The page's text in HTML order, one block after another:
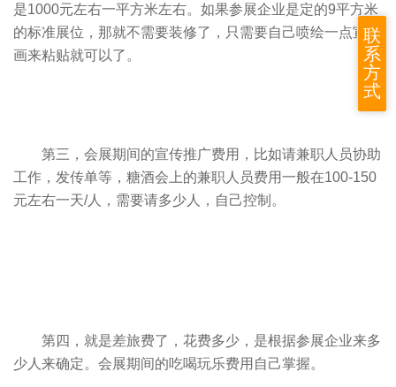
是1000元左右一平方米左右。如果参展企业是定的9平方米
的标准展位，那就不需要装修了，只需要自己喷绘一点宣传
画来粘贴就可以了。
第三，会展期间的宣传推广费用，比如请兼职人员协助
工作，发传单等，糖酒会上的兼职人员费用一般在100-150
元左右一天/人，需要请多少人，自己控制。
第四，就是差旅费了，花费多少，是根据参展企业来多
少人来确定。会展期间的吃喝玩乐费用自己掌握。
联
系
方
式